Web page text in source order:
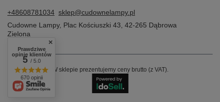
+48608781034 sklep@cudownelampy.pl
Cudowne Lampy, Plac Kościuszki 43 42-265 Dąbrowa
Zielona
W sklepie prezentujemy ceny brutto (z VAT).
Prawdziwe
opinie klientów
5/ 5.0
670 opinii